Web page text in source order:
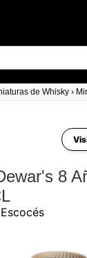
de Whisky ›
8